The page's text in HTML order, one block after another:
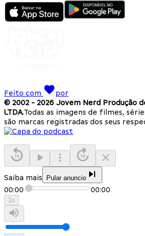
Feito com
por
© 2002 - 2026 Jovem Nerd Produção
LTDA.Todas as imagens de filmes,
são marcas registradas dos seus
Saiba mais Pular anuncio
00:00 00:00
1x